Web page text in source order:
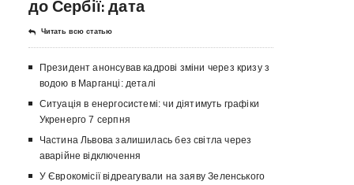
до Сербії: дата
Читать всю статью
Президент анонсував кадрові зміни через кризу з
водою в Марганці: деталі
Ситуація в енергосистемі: чи діятимуть графіки
Укренерго 7 серпня
Частина Львова залишилась без світла через
аварійне відключення
У Єврокомісії відреагували на заяву Зеленського